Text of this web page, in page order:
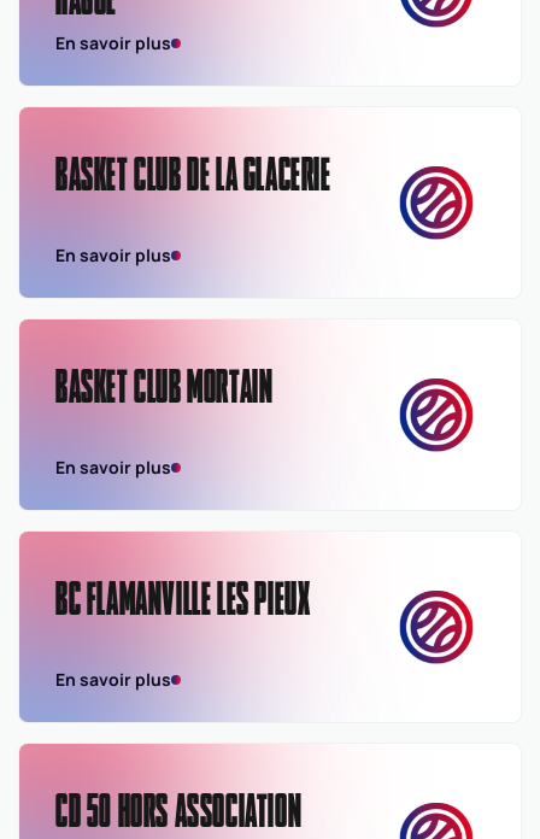
En savoir plus
BASKET CLUB DE LA GLACERIE
En savoir plus
BASKET CLUB MORTAIN
En savoir plus
BC FLAMANVILLE LES PIEUX
En savoir plus
CD 50 HORS ASSOCIATION